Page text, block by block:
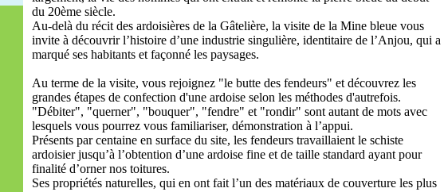
du 20ème siècle.
Au-delà du récit des ardoisières de la Gâtelière, la visite de la Mine bleue vous
invite à découvrir l’histoire d’une industrie singulière, identitaire de l’Anjou, qui a
marqué ses habitants et façonné les paysages.
Au terme de la visite, vous rejoignez "le butte des fendeurs" et découvrez les
grandes étapes de confection d'une ardoise selon les méthodes d'autrefois.
"Débiter", "querner", "bouquer", "fendre" et "rondir" sont autant de mots avec
lesquels vous pourrez vous familiariser, démonstration à l’appui.
Présents par centaine en surface du site, les fendeurs travaillaient le schiste
ardoisier jusqu’à l’obtention d’une ardoise fine et de taille standard ayant pour
finalité d’orner nos toitures.
Ses propriétés naturelles, qui en ont fait l’un des matériaux de couverture les plus